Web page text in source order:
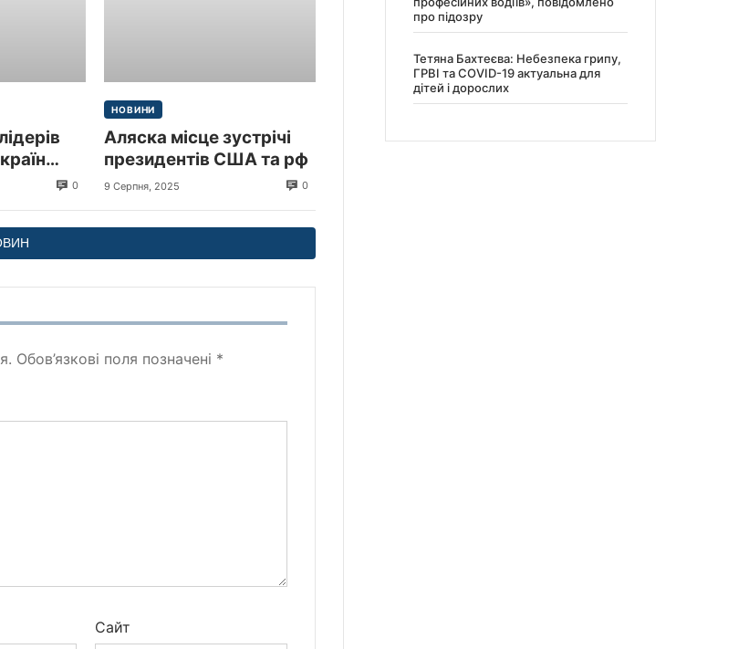
0
НОВИНИ
Аляска місце зустрічі
президентів США та рф
9 Серпня, 2025 0
Обов’язкові поля позначені *
Сайт
про підозру
Тетяна Бахтеєва: Небезпека грипу,
ГРВІ та COVID-19 актуальна для
дітей і дорослих